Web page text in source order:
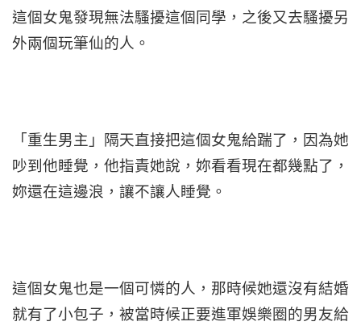
這個女鬼發現無法騷擾這個同學，之後又去騷擾另
外兩個玩筆仙的人。
「重生男主」隔天直接把這個女鬼給踹了，因為她
吵到他睡覺，他指責她說，妳看看現在都幾點了，
妳還在這邊浪，讓不讓人睡覺。
這個女鬼也是一個可憐的人，那時候她還沒有結婚
就有了小包子，被當時候正要進軍娛樂圈的男友給